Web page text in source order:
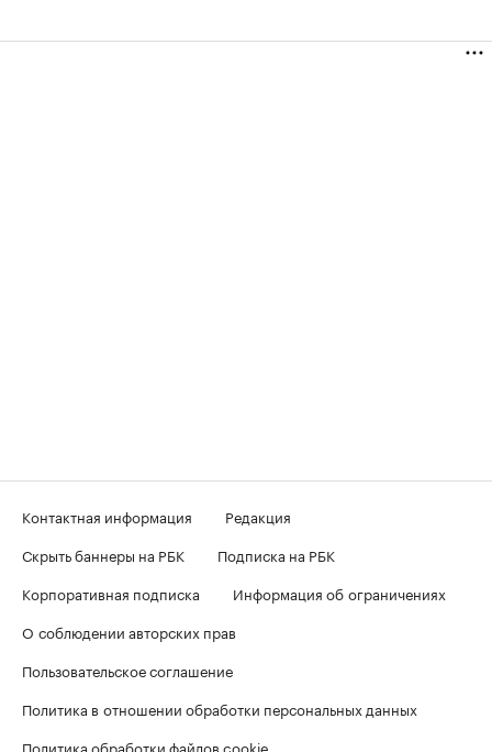
Контактная информация
Редакция
Скрыть баннеры на РБК
Подписка на РБК
Корпоративная подписка
Информация об ограничениях
О соблюдении авторских прав
Пользовательское соглашение
Политика в отношении обработки персональных данных
Политика обработки файлов cookie